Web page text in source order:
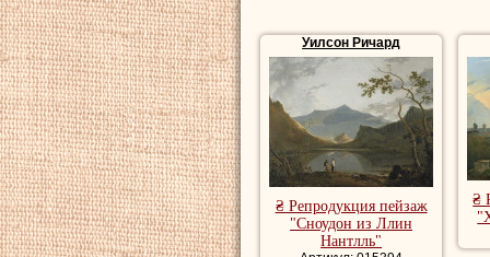
Уилсон Ричард
₴ Репродукция пейзаж
"Сноудон из Ллин
Нантлль"
₴